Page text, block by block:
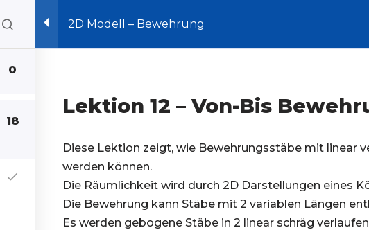
2D Modell – Bewehrung
0
18
Lektion 12 – Von-Bis
Diese Lektion zeigt, wie Bewehrungsstäbe mit linear
werden können.
Die Räumlichkeit wird durch 2D Darstellungen eines
Die Bewehrung kann Stäbe mit 2 variablen Längen
Es werden gebogene Stäbe in 2 linear schräg